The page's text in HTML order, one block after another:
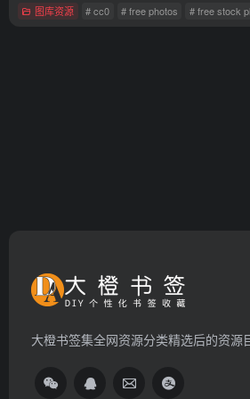
图库资源 # cc0 # free photos # free stock
大橙书签集全网资源分类精选后的资源